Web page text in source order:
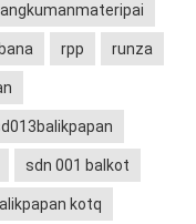
rpp runza
sdn 001 balkot
kotq